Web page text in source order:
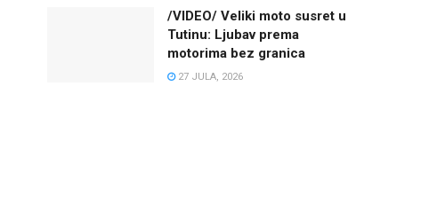
/VIDEO/ Veliki moto susret u
Tutinu: Ljubav prema
motorima bez granica
27 JULA, 2026